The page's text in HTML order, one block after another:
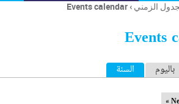
الزمني ›
Events calendar
Events
باليوم السنة (علامة التبويب النشطة)